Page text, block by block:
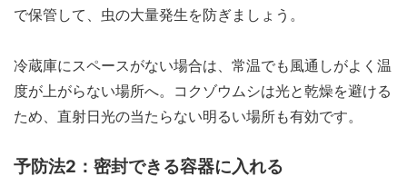
で保管して、虫の大量発生を防ぎましょう。
冷蔵庫にスペースがない場合は、常温でも風通しがよく温
度が上がらない場所へ。コクゾウムシは光と乾燥を避ける
ため、直射日光の当たらない明るい場所も有効です。
予防法2：密封できる容器に入れる